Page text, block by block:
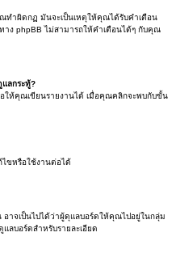
ำผิดกฏ มันจะเป็นเหตุให้คุณได้รับคำเตือน
ง phpBB ไม่สามารถให้คำเตือนได้ๆ กับคุณ
แลกระทู้?
ห้คุณเขียนรายงานได้ เมื่อคุณคลิกจะพบกับขั้น
ขหรือใช้งานต่อได้
จเป็นไปได้ว่าผู้ดุแลบอร์ดให้คุณไปอยู่ในกลุ่ม
ลบอร์ดสำหรับรายละเอียด